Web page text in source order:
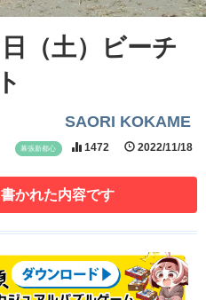
（土）ビーチ
SAORI KOKAME
幕張新都心 1472 2022/11/18
かれた内容です